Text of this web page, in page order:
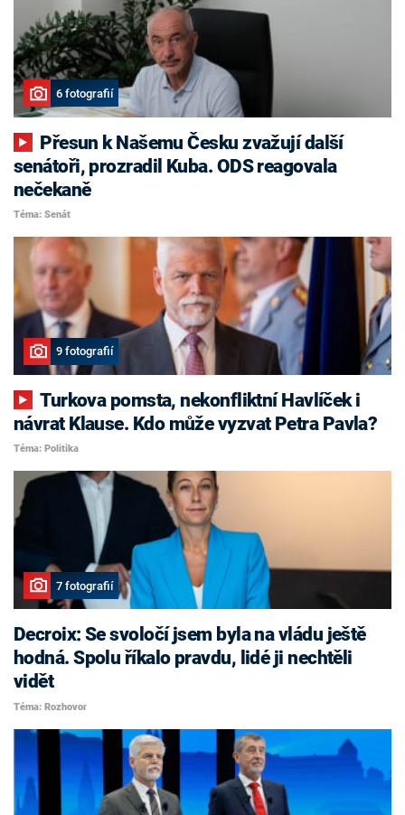
6 fotografií
senátoři, prozradil Kuba. ODS reagovala
nečekaně
Téma: Senát
9 fotografií
Turkova pomsta, nekonfliktní Havlíček i
návrat Klause. Kdo může vyzvat Petra Pavla?
Téma: Politika
7 fotografií
Decroix: Se svoločí jsem byla na vládu ještě
hodná. Spolu říkalo pravdu, lidé ji nechtěli
vidět
Téma: Rozhovor